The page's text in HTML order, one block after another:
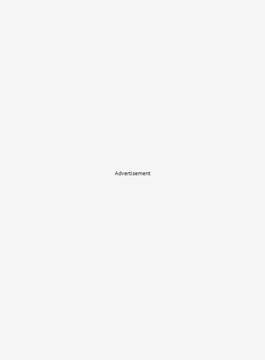
Advertisement